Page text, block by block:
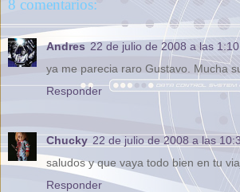
8 comentarios:
Andres 22 de julio de 2008 a las 1:10
ya me parecia raro Gustavo. Mucha
Responder
Chucky 22 de julio de 2008 a las
saludos y que vaya todo bien en tu
Responder